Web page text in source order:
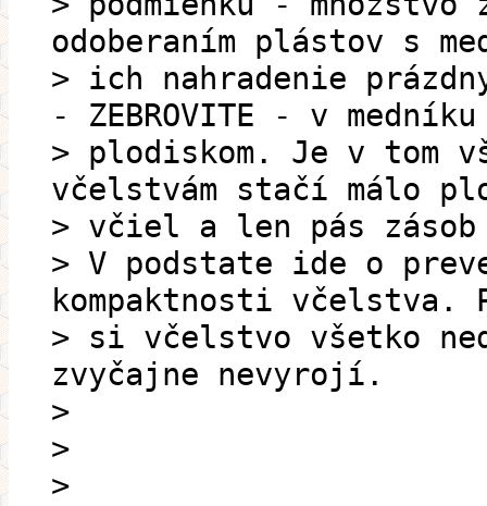
odoberaním plástov s
> ich nahradenie
- ZEBROVITE - v
> plodiskom. Je v tom
včelstvám stačí málo
> včiel a len pás
> V podstate ide o
kompaktnosti včelstva.
> si včelstvo všetko
zvyčajne nevyrojí.
>
>
>